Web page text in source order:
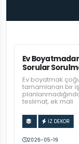
Ev
Sorular
Ev boyatmak
tamamlanan bir
teslimat, ek mali
İZ DEKOR
2026-05-19